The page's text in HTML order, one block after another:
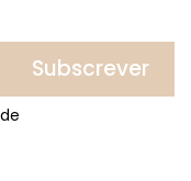
Subscrever